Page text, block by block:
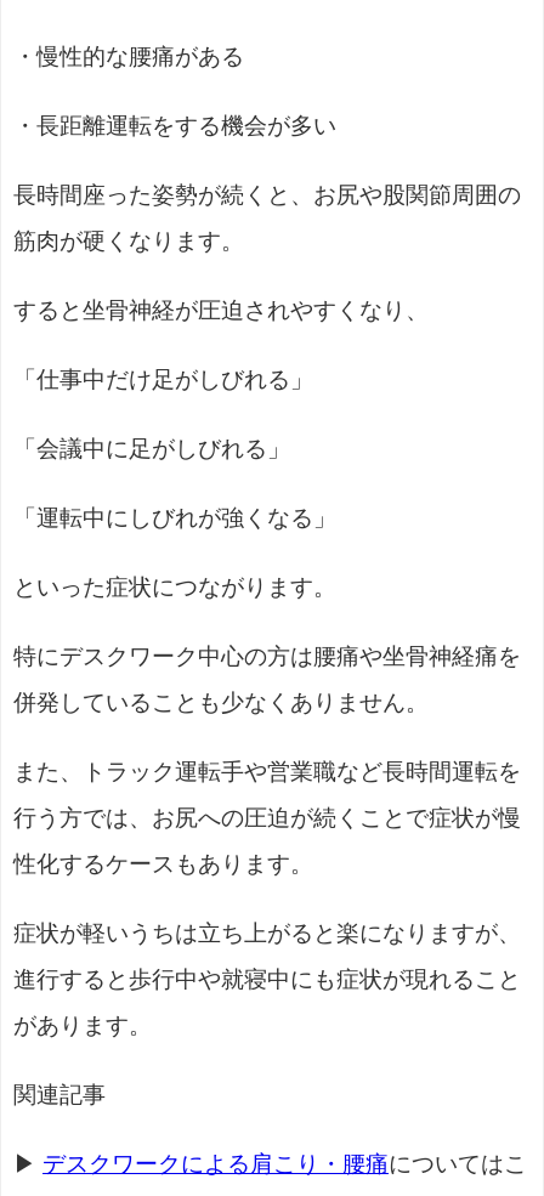
・慢性的な腰痛がある
・長距離運転をする機会が多い
長時間座った姿勢が続くと、お尻や股関節周囲の
筋肉が硬くなります。
すると坐骨神経が圧迫されやすくなり、
「仕事中だけ足がしびれる」
「会議中に足がしびれる」
「運転中にしびれが強くなる」
といった症状につながります。
特にデスクワーク中心の方は腰痛や坐骨神経痛を
併発していることも少なくありません。
また、トラック運転手や営業職など長時間運転を
行う方では、お尻への圧迫が続くことで症状が慢
性化するケースもあります。
症状が軽いうちは立ち上がると楽になりますが、
進行すると歩行中や就寝中にも症状が現れること
があります。
関連記事
▶ デスクワークによる肩こり・腰痛についてはこ